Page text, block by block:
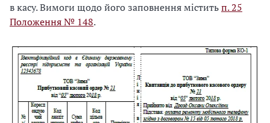
в касу. Вимоги щодо його заповнення міститьп. 25
Положення № 148.